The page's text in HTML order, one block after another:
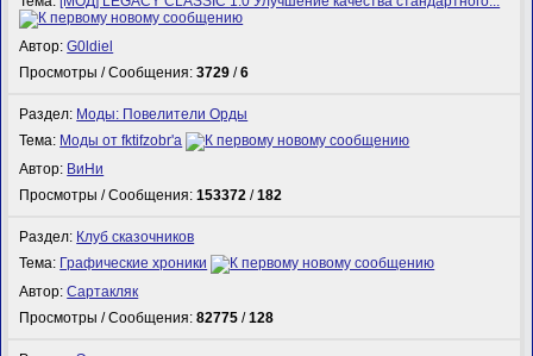
Автор:G0ldiel
Просмотры / Сообщения:3729 /6
Раздел: Моды: Повелители Орды
Тема: Моды от fktifzobr'а
Автор: ВиНи
Просмотры / Сообщения:153372 /182
Раздел: Клуб сказочников
Тема: Графические хроники
Автор:Сартакляк
Просмотры / Сообщения:82775 /128